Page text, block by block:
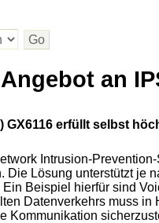
an
GX6116 erfüllt selbst
Intrusion-
Lösung unterstützt
Beispiel hierfür sind
Datenverkehrs muss
Kommunikation